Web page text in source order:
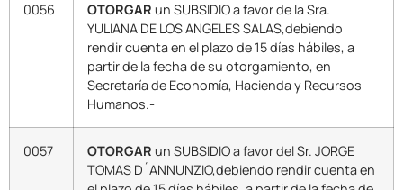
0056 OTORGAR un SUBSIDIO a favor de la Sra.
YULIANA DE LOS ANGELES SALAS,debiendo
rendir cuenta en el plazo de 15 días hábiles, a
partir de la fecha de su otorgamiento, en
Secretaría de Economía, Hacienda y Recursos
Humanos.-
0057 OTORGAR un SUBSIDIO a favor del Sr. JORGE
TOMAS D´ANNUNZIO,debiendo rendir cuenta en